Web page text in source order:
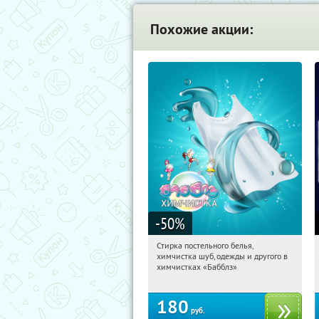
Похожие акции:
-50%
16:38:12 Купили:
Новослободская
Стирка постельного белья,
химчистка шуб, одежды и другого в
химчистках «Бабблз»
180 руб.